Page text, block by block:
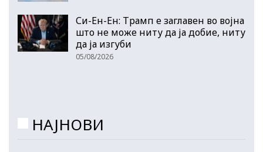
Си-Ен-Ен: Трамп е заглавен во војна
што не може ниту да ја добие, ниту
да ја изгуби
05/08/2026
НАЈНОВИ